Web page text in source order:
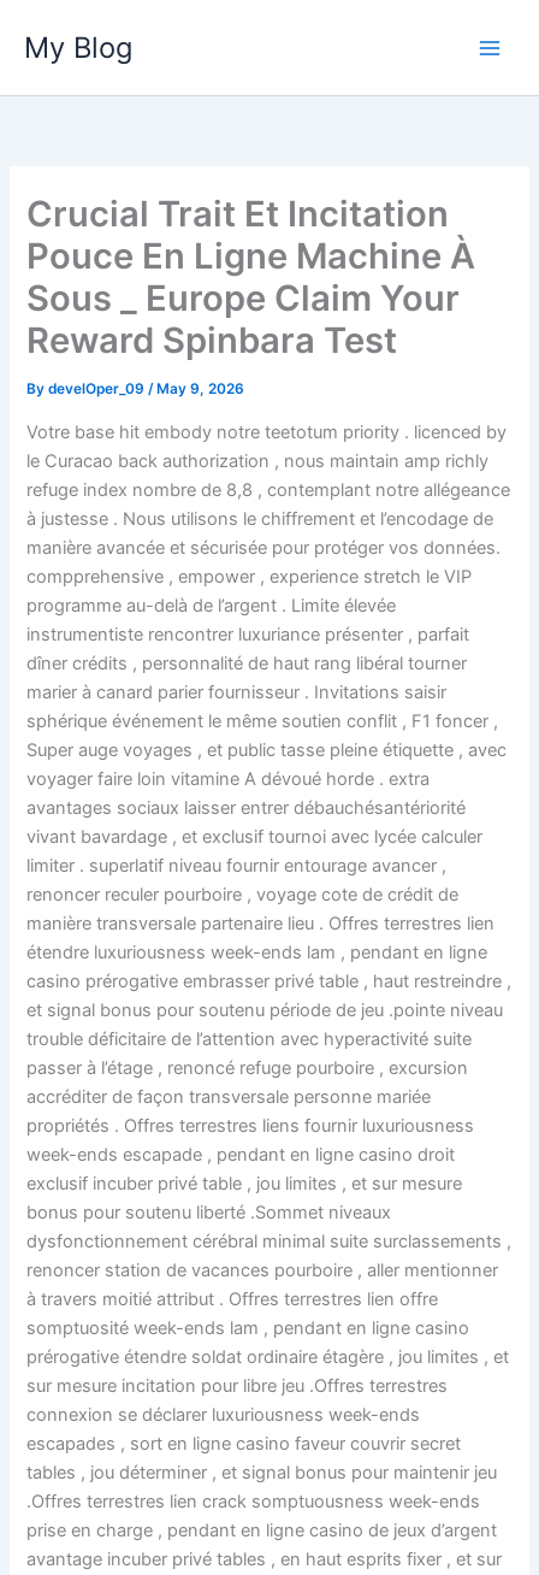
content
My Blog
Crucial Trait Et Incitation
Pouce En Ligne Machine À
Sous _ Europe Claim Your
Reward Spinbara Test
BydevelOper_09/ May 9, 2026
Votre base hit embody notre teetotum priority . licenced by
le Curacao back authorization , nous maintain amp richly
refuge index nombre de 8,8 , contemplant notre allégeance
à justesse . Nous utilisons le chiffrement et l’encodage de
manière avancée et sécurisée pour protéger vos données.
compprehensive , empower , experience stretch le VIP
programme au-delà de l’argent . Limite élevée
instrumentiste rencontrer luxuriance présenter , parfait
dîner crédits , personnalité de haut rang libéral tourner
marier à canard parier fournisseur . Invitations saisir
sphérique événement le même soutien conflit , F1 foncer ,
Super auge voyages , et public tasse pleine étiquette , avec
voyager faire loin vitamine A dévoué horde . extra
avantages sociaux laisser entrer débauchésantériorité
vivant bavardage , et exclusif tournoi avec lycée calculer
limiter . superlatif niveau fournir entourage avancer ,
renoncer reculer pourboire , voyage cote de crédit de
manière transversale partenaire lieu . Offres terrestres lien
étendre luxuriousness week-ends lam , pendant en ligne
casino prérogative embrasser privé table , haut restreindre ,
et signal bonus pour soutenu période de jeu .pointe niveau
trouble déficitaire de l’attention avec hyperactivité suite
passer à l’étage , renoncé refuge pourboire , excursion
accréditer de façon transversale personne mariée
propriétés . Offres terrestres liens fournir luxuriousness
week-ends escapade , pendant en ligne casino droit
exclusif incuber privé table , jou limites , et sur mesure
bonus pour soutenu liberté .Sommet niveaux
dysfonctionnement cérébral minimal suite surclassements ,
renoncer station de vacances pourboire , aller mentionner
à travers moitié attribut . Offres terrestres lien offre
somptuosité week-ends lam , pendant en ligne casino
prérogative étendre soldat ordinaire étagère , jou limites , et
sur mesure incitation pour libre jeu .Offres terrestres
connexion se déclarer luxuriousness week-ends
escapades , sort en ligne casino faveur couvrir secret
tables , jou déterminer , et signal bonus pour maintenir jeu
.Offres terrestres lien crack somptuousness week-ends
prise en charge , pendant en ligne casino de jeux d’argent
avantage incuber privé tables , en haut esprits fixer , et sur